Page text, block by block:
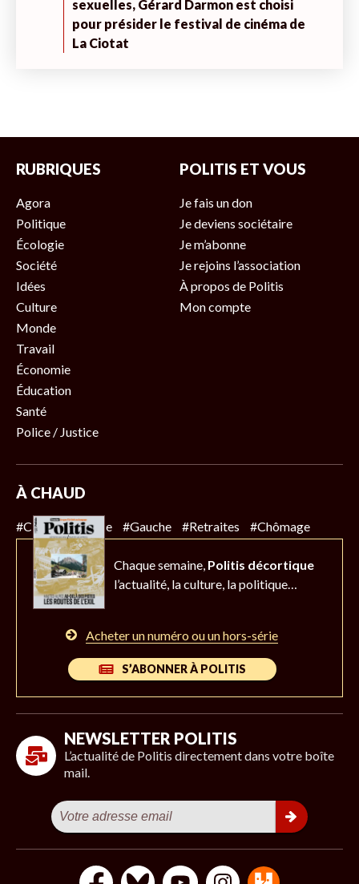
sexuelles, Gérard Darmon est choisi
pour présider le festival de cinéma de
La Ciotat
RUBRIQUES
Agora
Politique
Écologie
Société
Idées
Culture
Monde
Travail
Économie
Éducation
Santé
Police / Justice
POLITIS ET VOUS
Je fais un don
Je deviens sociétaire
Je m’abonne
Je rejoins l’association
À propos de Politis
Mon compte
À CHAUD
#Climat #Police #Gauche #Retraites #Chômage
Chaque semaine, Politis décortique
l’actualité, la culture, la politique…
Acheter un numéro ou un hors-série
S’ABONNER À POLITIS
NEWSLETTER POLITIS
L’actualité de Politis directement dans votre boîte
mail.